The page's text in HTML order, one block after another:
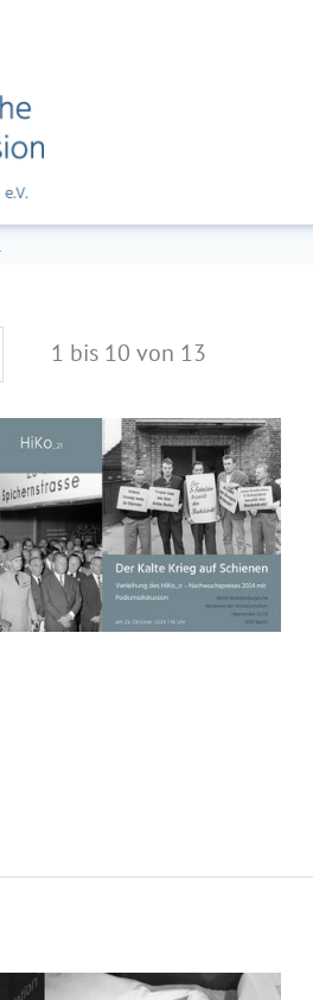
1 bis 10 von 13